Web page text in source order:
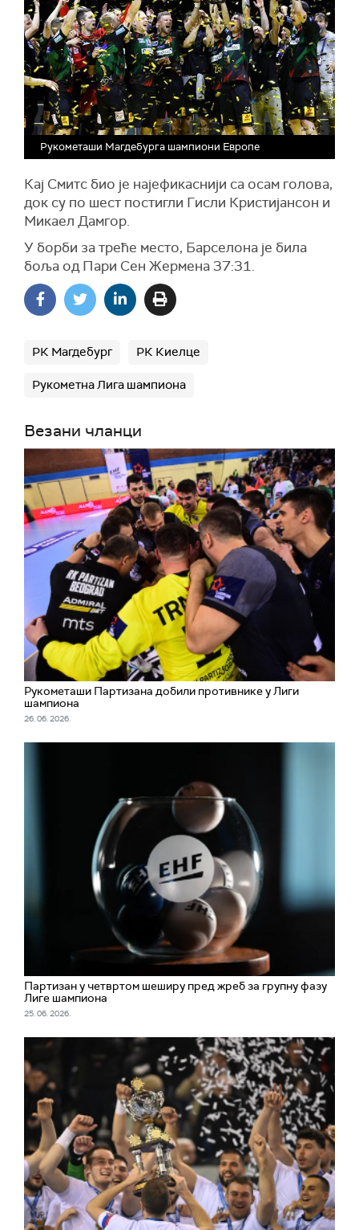
Рукометаши Магдебурга шампиони Европе
Кај Смитс био је најефикаснији са осам голова,
док су по шест постигли Гисли Кристијансон и
Микаел Дамгор.
У борби за треће место, Барселона је била
боља од Пари Сен Жермена 37:31.
РК Магдебург РК Киелце
Рукометна Лига шампиона
Везани чланци
Рукометаши Партизана добили противнике у Лиги
шампиона
26. 06. 2026.
Партизан у четвртом шеширу пред жреб за групну фазу
Лиге шампиона
25. 06. 2026.